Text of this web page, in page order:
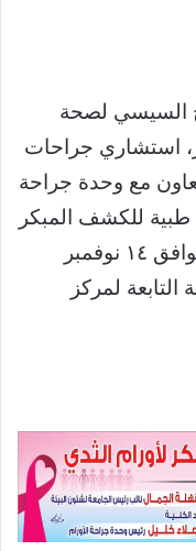
السيسي لصحة
استشاري جراحات
مع وحدة جراحة
طبية للكشف المبكر
عن سرطان الثدي وذلك اليوم الموافق ١٤ نوفمبر
التابعة لمركز